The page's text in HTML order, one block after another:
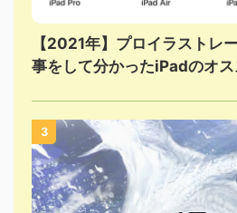
【2021年】プロイラストレ
事をして分かったiPadのオ
3